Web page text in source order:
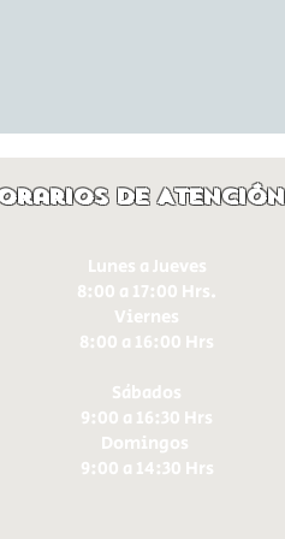
de Atención
Lunes a Jueves
8:00 a 17:00 Hrs.
Viernes
8:00 a 16:00 Hrs​
Sábados
9:00 a 16:30 Hrs
Domingos
9:00 a 14:30 Hrs